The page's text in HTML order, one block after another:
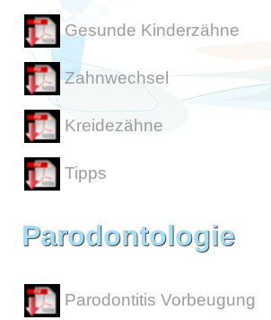
Gesunde Kinderzähne
Zahnwechsel
Kreidezähne
Tipps
Parodontologie
Parodontitis Vorbeugung